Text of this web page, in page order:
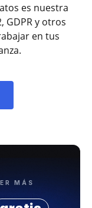
es nuestra
GDPR y otros
en tus
MÁS